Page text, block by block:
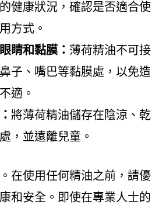
健康狀況，確認是否適合使
方式。
睛和黏膜： 薄荷精油不可接
子、嘴巴等黏膜處，以免造
適。
將薄荷精油儲存在陰涼、乾
，並遠離兒童。
在使用任何精油之前，請優
和安全。即使在專業人士的